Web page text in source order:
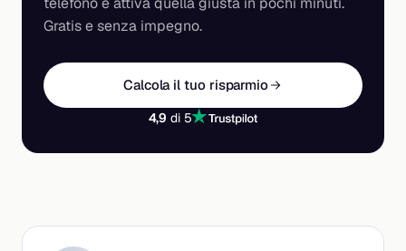
Gratis e senza impegno.
Calcola il tuo risparmio
4,9 di 5